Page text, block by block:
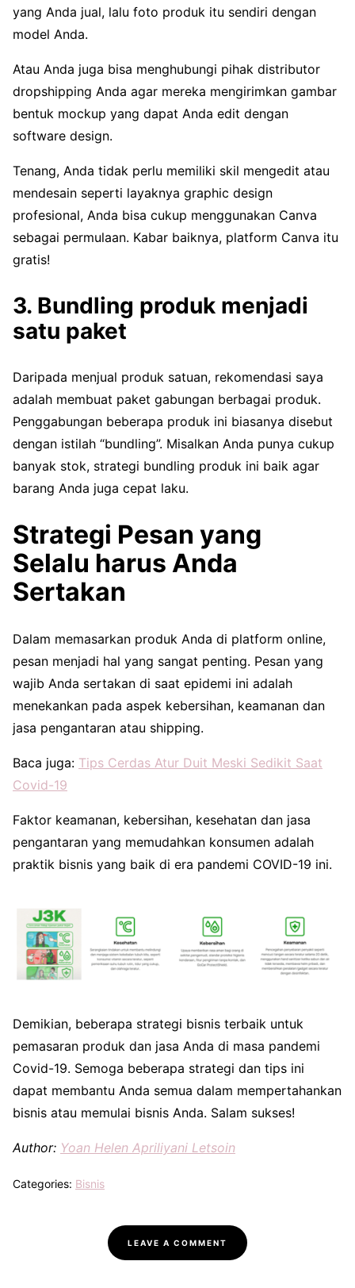
yang Anda jual, lalu foto produk itu sendiri dengan
model Anda.
Atau Anda juga bisa menghubungi pihak distributor
dropshipping Anda agar mereka mengirimkan gambar
bentuk mockup yang dapat Anda edit dengan
software design.
Tenang, Anda tidak perlu memiliki skil mengedit atau
mendesain seperti layaknya graphic design
profesional, Anda bisa cukup menggunakan Canva
sebagai permulaan. Kabar baiknya, platform Canva itu
gratis!
3. Bundling produk menjadi
satu paket
Daripada menjual produk satuan, rekomendasi saya
adalah membuat paket gabungan berbagai produk.
Penggabungan beberapa produk ini biasanya disebut
dengan istilah “bundling”. Misalkan Anda punya cukup
banyak stok, strategi bundling produk ini baik agar
barang Anda juga cepat laku.
Strategi Pesan yang
Selalu harus Anda
Sertakan
Dalam memasarkan produk Anda di platform online,
pesan menjadi hal yang sangat penting. Pesan yang
wajib Anda sertakan di saat epidemi ini adalah
menekankan pada aspek kebersihan, keamanan dan
jasa pengantaran atau shipping.
Baca juga: Tips Cerdas Atur Duit Meski Sedikit Saat
Covid-19
Faktor keamanan, kebersihan, kesehatan dan jasa
pengantaran yang memudahkan konsumen adalah
praktik bisnis yang baik di era pandemi COVID-19 ini.
Demikian, beberapa strategi bisnis terbaik untuk
pemasaran produk dan jasa Anda di masa pandemi
Covid-19. Semoga beberapa strategi dan tips ini
dapat membantu Anda semua dalam mempertahankan
bisnis atau memulai bisnis Anda. Salam sukses!
Author: Yoan Helen Apriliyani Letsoin
Categories: Bisnis
LEAVE A COMMENT